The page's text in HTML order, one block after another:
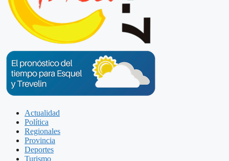
Actualidad
Política
Regionales
Provincia
Deportes
Turismo